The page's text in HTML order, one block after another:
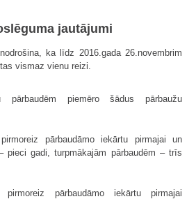
jautājumi
ka līdz 2016.gada 26.novembrim
vismaz vienu reizi.
piemēro šādus pārbaužu
pārbaudāmo iekārtu pirmajai un
pieci gadi, turpmākajām pārbaudēm – trīs
pirmoreiz pārbaudāmo iekārtu pirmajai